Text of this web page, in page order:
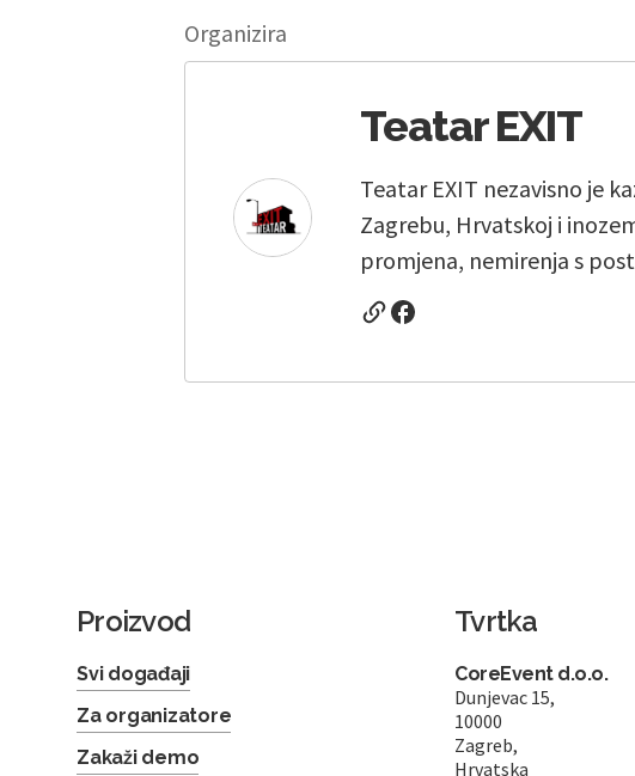
Organizira
Teatar EXIT
Teatar EXIT nezavisno je
Zagrebu, Hrvatskoj i
promjena, nemirenja s
Proizvod
Svi događaji
Za organizatore
Zakaži demo
Tvrtka
CoreEvent d.o.o.
Dunjevac 15,
10000
Zagreb,
Hrvatska